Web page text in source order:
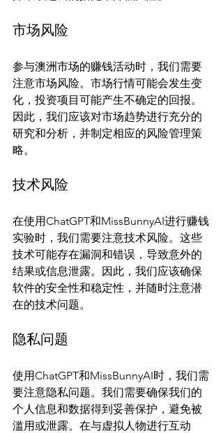
市场风险
参与澳洲市场的赚钱活动时，我们需要
注意市场风险。市场行情可能会发生变
化，投资项目可能产生不确定的回报。
因此，我们应该对市场趋势进行充分的
研究和分析，并制定相应的风险管理策
技术风险
在使用ChatGPT和MissBunnyAI进行赚钱
实验时，我们需要注意技术风险。这些
技术可能存在漏洞和错误，导致意外的
结果或信息泄露。因此，我们应该确保
软件的安全性和稳定性，并随时注意潜
隐私问题
使用ChatGPT和MissBunnyAI时，我们需
要注意隐私问题。我们需要确保我们的
个人信息和数据得到妥善保护，避免被
滥用或泄露。在与虚拟人物进行互动